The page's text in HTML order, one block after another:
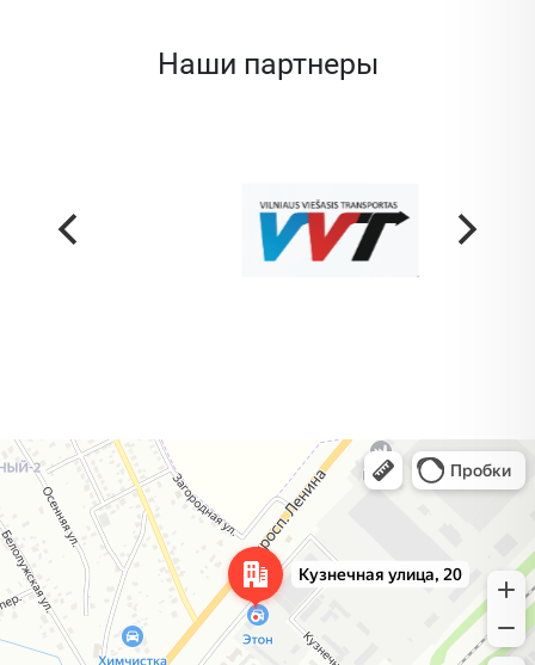
Наши партнеры
Жодино
Кузнечная улица, 20 — Яндекс Карты